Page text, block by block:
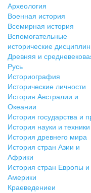
Археология
Военная история
Всемирная история
Вспомогательные
исторические
Древняя и
Русь
Историография
Исторические личности
История Австралии и
Океании
История государства и
История науки и техники
История древнего мира
История стран Азии и
Африки
История стран Европы и
Америки
Краеведениеи